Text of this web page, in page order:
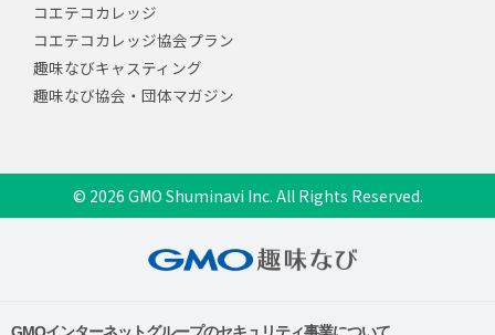
コエテコカレッジ
コエテコカレッジ協会プラン
趣味なびキャスティング
趣味なび協会・団体マガジン
© 2026 GMO Shuminavi Inc. All Rights Reserved.